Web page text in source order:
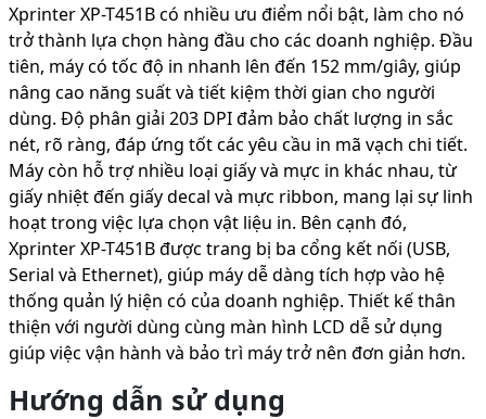
Xprinter XP-T451B có nhiều ưu điểm nổi bật, làm cho nó
trở thành lựa chọn hàng đầu cho các doanh nghiệp. Đầu
tiên, máy có tốc độ in nhanh lên đến 152 mm/giây, giúp
nâng cao năng suất và tiết kiệm thời gian cho người
dùng. Độ phân giải 203 DPI đảm bảo chất lượng in sắc
nét, rõ ràng, đáp ứng tốt các yêu cầu in mã vạch chi tiết.
Máy còn hỗ trợ nhiều loại giấy và mực in khác nhau, từ
giấy nhiệt đến giấy decal và mực ribbon, mang lại sự linh
hoạt trong việc lựa chọn vật liệu in. Bên cạnh đó,
Xprinter XP-T451B được trang bị ba cổng kết nối (USB,
Serial và Ethernet), giúp máy dễ dàng tích hợp vào hệ
thống quản lý hiện có của doanh nghiệp. Thiết kế thân
thiện với người dùng cùng màn hình LCD dễ sử dụng
giúp việc vận hành và bảo trì máy trở nên đơn giản hơn.
Hướng dẫn sử dụng